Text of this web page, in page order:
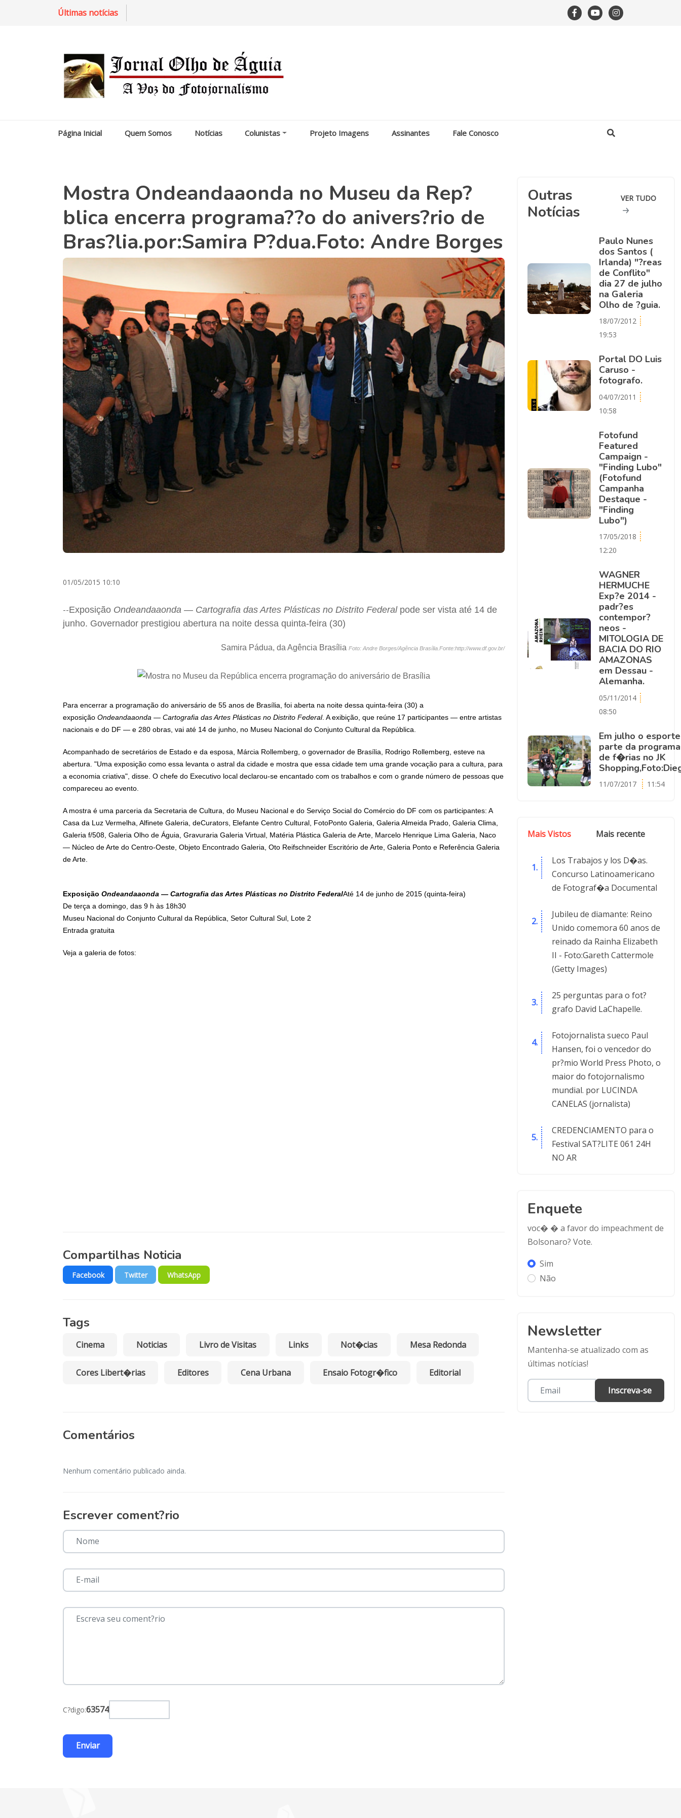
Últimas notícias
Página Inicial Quem Somos Notícias Colunistas Projeto Imagens Assinantes Fale Conosco
Mostra Ondeandaaonda no Museu da Rep?
blica encerra programa??o do anivers?rio de
Bras?lia.por:Samira P?dua.Foto: Andre Borges
01/05/2015 10:10
--Exposição Ondeandaaonda — Cartografia das Artes Plásticas no Distrito Federal pode ser vista até 14 de
junho. Governador prestigiou abertura na noite dessa quinta-feira (30)
Samira Pádua, da Agência Brasília Foto: Andre Borges/Agência Brasília.Fonte:http://www.df.gov.br/
Para encerrar a programação do aniversário de 55 anos de Brasília, foi aberta na noite dessa quinta-feira (30) a
exposição Ondeandaaonda — Cartografia das Artes Plásticas no Distrito Federal. A exibição, que reúne 17 participantes — entre artistas
nacionais e do DF — e 280 obras, vai até 14 de junho, no Museu Nacional do Conjunto Cultural da República.
Acompanhado de secretários de Estado e da esposa, Márcia Rollemberg, o governador de Brasília, Rodrigo Rollemberg, esteve na
abertura. "Uma exposição como essa levanta o astral da cidade e mostra que essa cidade tem uma grande vocação para a cultura, para
a economia criativa", disse. O chefe do Executivo local declarou-se encantado com os trabalhos e com o grande número de pessoas que
compareceu ao evento.
A mostra é uma parceria da Secretaria de Cultura, do Museu Nacional e do Serviço Social do Comércio do DF com os participantes: A
Casa da Luz Vermelha, Alfinete Galeria, deCurators, Elefante Centro Cultural, FotoPonto Galeria, Galeria Almeida Prado, Galeria Clima,
Galeria f/508, Galeria Olho de Águia, Gravuraria Galeria Virtual, Matéria Plástica Galeria de Arte, Marcelo Henrique Lima Galeria, Naco
— Núcleo de Arte do Centro-Oeste, Objeto Encontrado Galeria, Oto Reifschneider Escritório de Arte, Galeria Ponto e Referência Galeria
de Arte.
Exposição Ondeandaaonda — Cartografia das Artes Plásticas no Distrito FederalAté 14 de junho de 2015 (quinta-feira)
De terça a domingo, das 9 h às 18h30
Museu Nacional do Conjunto Cultural da República, Setor Cultural Sul, Lote 2
Entrada gratuita
Veja a galeria de fotos:
Compartilhas Noticia
Facebook Twitter WhatsApp
Tags
Cinema Noticias Livro de Visitas Links Not�cias Mesa Redonda
Cores Libert�rias Editores Cena Urbana Ensaio Fotogr�fico Editorial
Comentários
Nenhum comentário publicado ainda.
Escrever coment?rio
C?digo:63574
Outras
Notícias
VER TUDO
Paulo Nunes
dos Santos (
Irlanda) "?reas
de Conflito"
dia 27 de julho
na Galeria
Olho de ?guia.
18/07/2012
19:53
Portal DO Luis
Caruso -
fotografo.
04/07/2011
10:58
Fotofund
Featured
Campaign -
"Finding Lubo"
(Fotofund
Campanha
Destaque -
"Finding
Lubo")
17/05/2018
12:20
WAGNER
HERMUCHE
Exp?e 2014 -
padr?es
contempor?
neos -
MITOLOGIA DE
BACIA DO RIO
AMAZONAS
em Dessau -
Alemanha.
05/11/2014
08:50
Em julho o
parte da
de f�rias no JK
11/07/2017 11:54
Mais Vistos Mais recente
Los Trabajos y los D�as.
Concurso Latinoamericano
de Fotograf�a Documental
Jubileu de diamante: Reino
Unido comemora 60 anos de
reinado da Rainha Elizabeth
II - Foto:Gareth Cattermole
(Getty Images)
25 perguntas para o fot?
grafo David LaChapelle.
Fotojornalista sueco Paul
Hansen, foi o vencedor do
pr?mio World Press Photo, o
maior do fotojornalismo
mundial. por LUCINDA
CANELAS (jornalista)
CREDENCIAMENTO para o
Festival SAT?LITE 061 24H
NO AR
Enquete
voc� � a favor do impeachment de
Bolsonaro? Vote.
Sim
Não
Newsletter
Mantenha-se atualizado com as
últimas notícias!
Inscreva-se